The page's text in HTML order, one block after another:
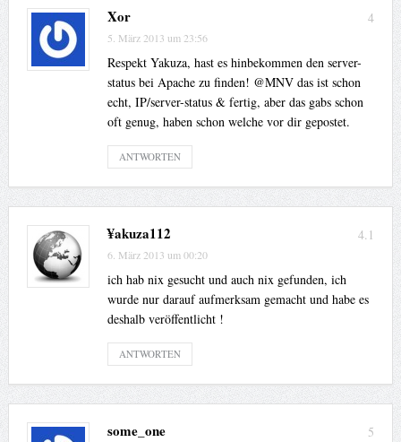
4
Xor
5. März 2013 um 23:56
Respekt Yakuza, hast es hinbekommen den server-
status bei Apache zu finden! @MNV das ist schon
echt, IP/server-status & fertig, aber das gabs schon
oft genug, haben schon welche vor dir gepostet.
ANTWORTEN
4.1
¥akuza112
6. März 2013 um 00:20
ich hab nix gesucht und auch nix gefunden, ich
wurde nur darauf aufmerksam gemacht und habe es
deshalb veröffentlicht !
ANTWORTEN
5
some_one